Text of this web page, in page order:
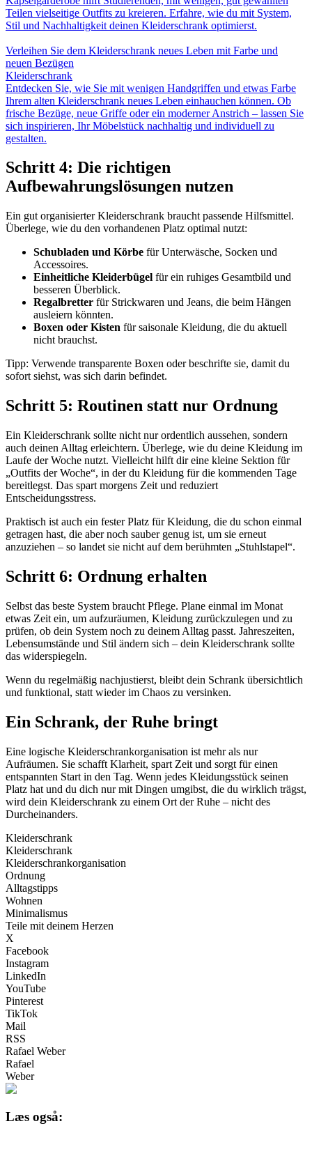
Teilen vielseitige Outfits zu kreieren. Erfahre, wie du mit System,
Stil und Nachhaltigkeit deinen Kleiderschrank optimierst.
Verleihen Sie dem Kleiderschrank neues Leben mit Farbe und
neuen Bezügen
Kleiderschrank
Entdecken Sie, wie Sie mit wenigen Handgriffen und etwas Farbe
Ihrem alten Kleiderschrank neues Leben einhauchen können. Ob
frische Bezüge, neue Griffe oder ein moderner Anstrich – lassen Sie
sich inspirieren, Ihr Möbelstück nachhaltig und individuell zu
gestalten.
Schritt 4: Die richtigen
Aufbewahrungslösungen nutzen
Ein gut organisierter Kleiderschrank braucht passende Hilfsmittel.
Überlege, wie du den vorhandenen Platz optimal nutzt:
Schubladen und Körbe für Unterwäsche, Socken und
Accessoires.
Einheitliche Kleiderbügel für ein ruhiges Gesamtbild und
besseren Überblick.
Regalbretter für Strickwaren und Jeans, die beim Hängen
ausleiern könnten.
Boxen oder Kisten für saisonale Kleidung, die du aktuell
nicht brauchst.
Tipp: Verwende transparente Boxen oder beschrifte sie, damit du
sofort siehst, was sich darin befindet.
Schritt 5: Routinen statt nur Ordnung
Ein Kleiderschrank sollte nicht nur ordentlich aussehen, sondern
auch deinen Alltag erleichtern. Überlege, wie du deine Kleidung im
Laufe der Woche nutzt. Vielleicht hilft dir eine kleine Sektion für
„Outfits der Woche“, in der du Kleidung für die kommenden Tage
bereitlegst. Das spart morgens Zeit und reduziert
Entscheidungsstress.
Praktisch ist auch ein fester Platz für Kleidung, die du schon einmal
getragen hast, die aber noch sauber genug ist, um sie erneut
anzuziehen – so landet sie nicht auf dem berühmten „Stuhlstapel“.
Schritt 6: Ordnung erhalten
Selbst das beste System braucht Pflege. Plane einmal im Monat
etwas Zeit ein, um aufzuräumen, Kleidung zurückzulegen und zu
prüfen, ob dein System noch zu deinem Alltag passt. Jahreszeiten,
Lebensumstände und Stil ändern sich – dein Kleiderschrank sollte
das widerspiegeln.
Wenn du regelmäßig nachjustierst, bleibt dein Schrank übersichtlich
und funktional, statt wieder im Chaos zu versinken.
Ein Schrank, der Ruhe bringt
Eine logische Kleiderschrankorganisation ist mehr als nur
Aufräumen. Sie schafft Klarheit, spart Zeit und sorgt für einen
entspannten Start in den Tag. Wenn jedes Kleidungsstück seinen
Platz hat und du dich nur mit Dingen umgibst, die du wirklich trägst,
wird dein Kleiderschrank zu einem Ort der Ruhe – nicht des
Durcheinanders.
Kleiderschrank
Kleiderschrank
Kleiderschrankorganisation
Ordnung
Alltagstipps
Wohnen
Minimalismus
Teile mit deinem Herzen
X
Facebook
Instagram
LinkedIn
YouTube
Pinterest
TikTok
Mail
RSS
Rafael Weber
Rafael
Weber
Læs også: